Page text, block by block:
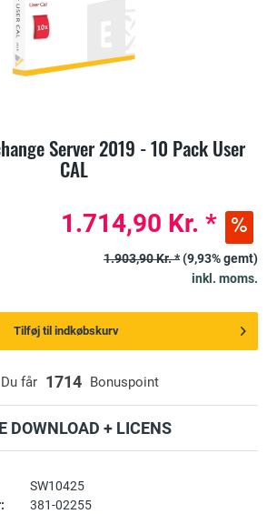
Server 2019 - 10 Pack User
CAL
SW10425
381-02255
Du får 1714 Bonuspoint
DOWNLOAD + LICENS
1.714,90 Kr. *
1.903,90 Kr. *(9,93% gemt)
inkl. moms.
Tilføj til indkøbskurv